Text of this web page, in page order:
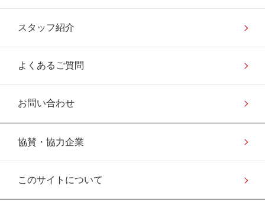
スタッフ紹介
よくあるご質問
お問い合わせ
協賛・協力企業
このサイトについて